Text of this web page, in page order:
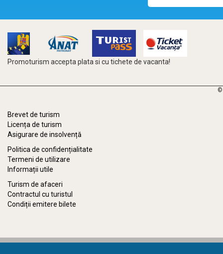
Promoturism accepta plata si cu tichete de vacanta!
©
Brevet de turism
Licența de turism
Asigurare de insolvență
Politica de confidențialitate
Termeni de utilizare
Informații utile
Turism de afaceri
Contractul cu turistul
Condiții emitere bilete